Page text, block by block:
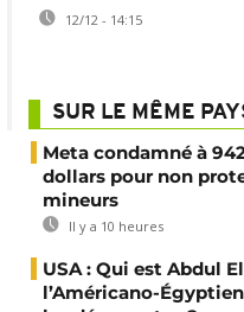
12/12 - 14:15
SUR LE MÊME
Meta condamné à
dollars pour non
mineurs
Il y a 10 heures
USA : Qui est Abdul
l’Américano-